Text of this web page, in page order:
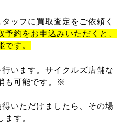
ッフに買取査定をご依頼く
予約をお申込みいただくと、
です。
います。サイクルズ店舗な
も可能です。※
いただけましたら、その場
す。